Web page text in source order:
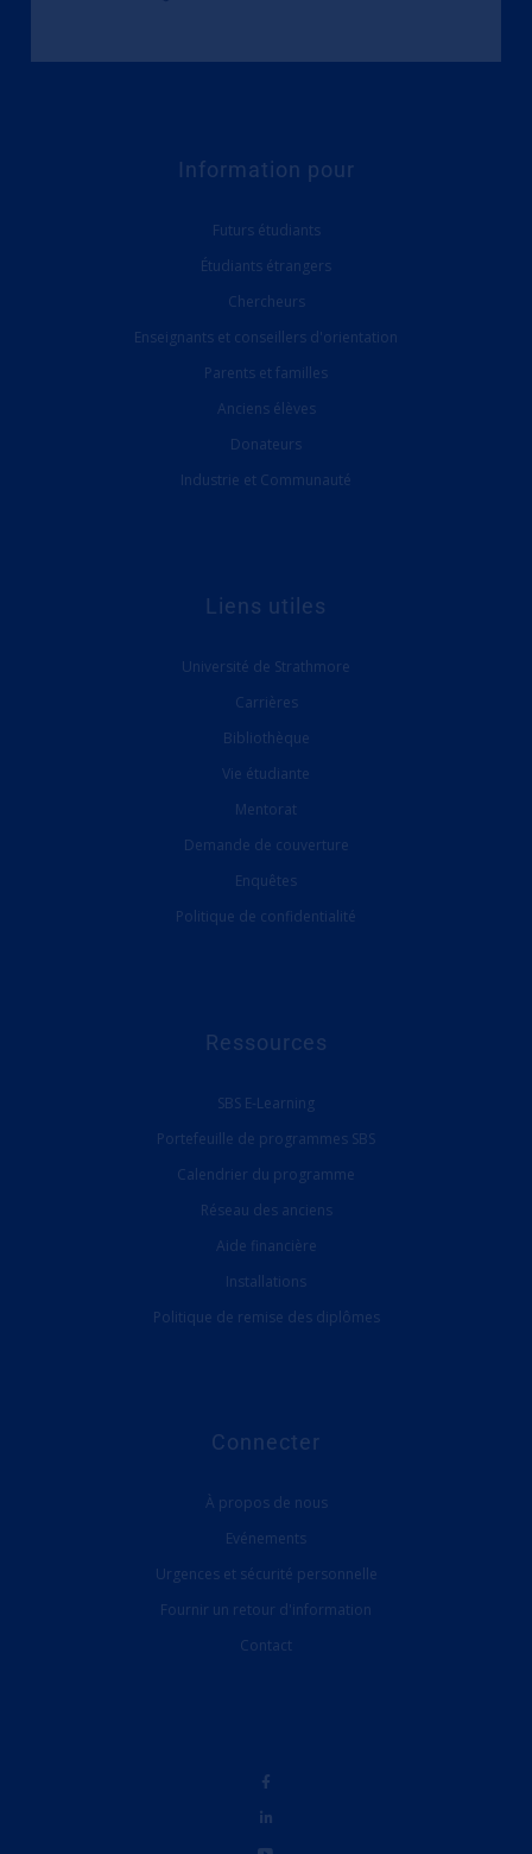
Information pour
Futurs étudiants
Étudiants étrangers
Chercheurs
Enseignants et conseillers d'orientation
Parents et familles
Anciens élèves
Donateurs
Industrie et Communauté
Liens utiles
Université de Strathmore
Carrières
Bibliothèque
Vie étudiante
Mentorat
Demande de couverture
Enquêtes
Politique de confidentialité
Ressources
SBS E-Learning
Portefeuille de programmes SBS
Calendrier du programme
Réseau des anciens
Aide financière
Installations
Politique de remise des diplômes
Connecter
À propos de nous
Evénements
Urgences et sécurité personnelle
Fournir un retour d'information
Contact